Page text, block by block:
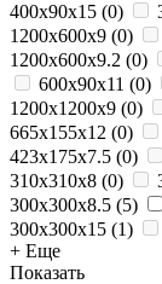
400x90x15 (0)
1200x600x9 (0)
1200x600x9.2 (0)
600x90x11 (0)
1200x1200x9 (0)
665x155x12 (0)
423x175x7.5 (0)
310х310x8 (0)
300x300x8.5 (5)
300x300x15 (1)
+ Еще
Показать